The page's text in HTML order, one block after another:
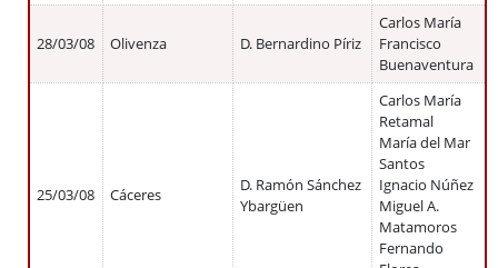
28/03/08 Olivenza D. Bernardino Píriz
Carlos María
Francisco
Buenaventura
25/03/08 Cáceres
D. Ramón Sánchez
Ybargüen
Carlos María
Retamal
María del Mar
Santos
Ignacio Núñez
Miguel A.
Matamoros
Fernando